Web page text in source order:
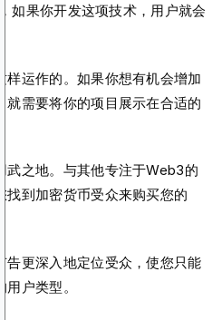
如果你开发这项技术，用户就会
样运作的。如果你想有机会增加
就需要将你的项目展示在合适的
武之地。与其他专注于Web3的
找到加密货币受众来购买您的
告更深入地定位受众，使您只能
户类型。